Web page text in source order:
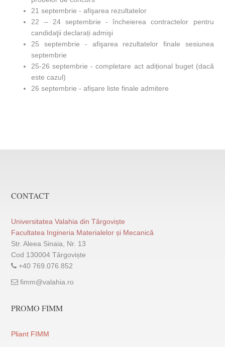
21 septembrie - afişarea rezultatelor
22 – 24 septembrie - încheierea contractelor pentru
candidaţii declarați admişi
25 septembrie - afişarea rezultatelor finale sesiunea
septembrie
25-26 septembrie - completare act adițional buget (dacă
este cazul)
26 septembrie - afișare liste finale admitere
CONTACT
Universitatea Valahia din Târgoviște
Facultatea Ingineria Materialelor și Mecanică
Str. Aleea Sinaia, Nr. 13
Cod 130004 Târgoviște
+40 769.076.852
fimm@valahia.ro
PROMO FIMM
Pliant FIMM